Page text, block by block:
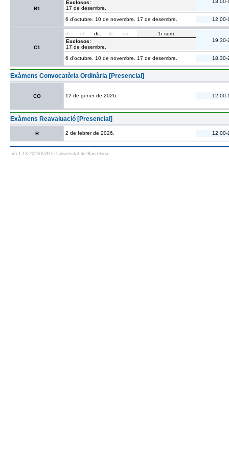
B1
Exclosos:
17 de desembre.
13.00-
6 d’octubre. 10 de novembre. 17 de desembre. 12.00-
C1
dl. dt. dc. dj. dv.
1r sem.
Exclosos:
17 de desembre.
19.30-
6 d’octubre. 10 de novembre. 17 de desembre. 18.30-
Exàmens Convocatòria Ordinària [Presencial]
CO 12 de gener de 2026. 12.00-
Exàmens Reavaluació [Presencial]
R 2 de febrer de 2026. 12.00-
v5.1.13 20250520 © Universitat de Barcelona